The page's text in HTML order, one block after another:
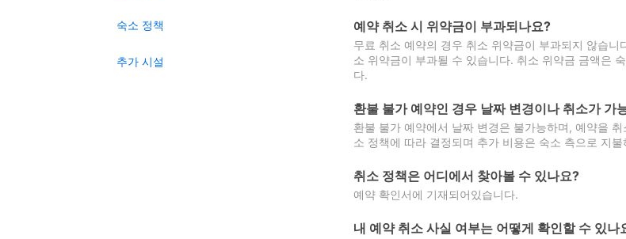
숙소 정책
추가 시설
예약 취소 시 위약금이 부과되나요?
무료 취소 예약의 경우 취소 위약금이 부과되지 않습
소 위약금이 부과될 수 있습니다. 취소 위약금 금액은
다.
환불 불가 예약인 경우 날짜 변경이나 취소가 가
환불 불가 예약에서 날짜 변경은 불가능하며, 예약을
소 정책에 따라 결정되며 추가 비용은 숙소 측으로 지
취소 정책은 어디에서 찾아볼 수 있나요?
예약 확인서에 기재되어있습니다.
내 예약 취소 사실 여부는 어떻게 확인할 수 있나